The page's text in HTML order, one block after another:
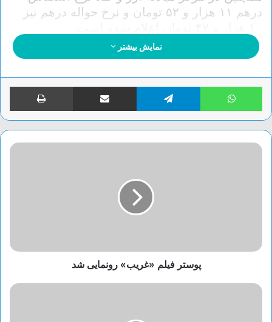
درهم ۱۱ هزار و ۵۲ تومان و نرخ حواله درهم نیز
برچسب ها ارز دلار
نمایش بیشتر
واتس آپ تلگرام اشتراک گذاری از طریق ایمیل
پوستر فیلم «غریب» رونمایی شد